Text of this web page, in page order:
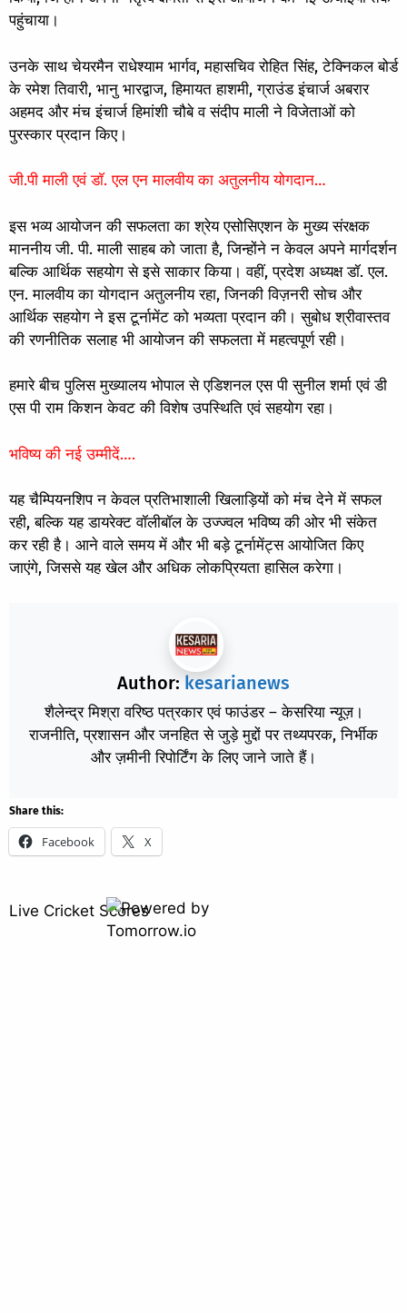
पहुंचाया।
उनके साथ चेयरमैन राधेश्याम भार्गव, महासचिव रोहित सिंह, टेक्निकल बोर्ड
के रमेश तिवारी, भानु भारद्वाज, हिमायत हाशमी, ग्राउंड इंचार्ज अबरार
अहमद और मंच इंचार्ज हिमांशी चौबे व संदीप माली ने विजेताओं को
पुरस्कार प्रदान किए।
जी.पी माली एवं डाॅ. एल एन मालवीय का अतुलनीय योगदान…
इस भव्य आयोजन की सफलता का श्रेय एसोसिएशन के मुख्य संरक्षक
माननीय जी. पी. माली साहब को जाता है, जिन्होंने न केवल अपने मार्गदर्शन
बल्कि आर्थिक सहयोग से इसे साकार किया। वहीं, प्रदेश अध्यक्ष डॉ. एल.
एन. मालवीय का योगदान अतुलनीय रहा, जिनकी विज़नरी सोच और
आर्थिक सहयोग ने इस टूर्नामेंट को भव्यता प्रदान की। सुबोध श्रीवास्तव
की रणनीतिक सलाह भी आयोजन की सफलता में महत्वपूर्ण रही।
हमारे बीच पुलिस मुख्यालय भोपाल से एडिशनल एस पी सुनील शर्मा एवं डी
एस पी राम किशन केवट की विशेष उपस्थिति एवं सहयोग रहा।
भविष्य की नई उम्मीदें….
यह चैम्पियनशिप न केवल प्रतिभाशाली खिलाड़ियों को मंच देने में सफल
रही, बल्कि यह डायरेक्ट वॉलीबॉल के उज्ज्वल भविष्य की ओर भी संकेत
कर रही है। आने वाले समय में और भी बड़े टूर्नामेंट्स आयोजित किए
जाएंगे, जिससे यह खेल और अधिक लोकप्रियता हासिल करेगा।
Author: kesarianews
शैलेन्द्र मिश्रा वरिष्ठ पत्रकार एवं फाउंडर – केसरिया न्यूज़।
राजनीति, प्रशासन और जनहित से जुड़े मुद्दों पर तथ्यपरक, निर्भीक
और ज़मीनी रिपोर्टिंग के लिए जाने जाते हैं।
Share this:
Facebook X
Live Cricket Scores